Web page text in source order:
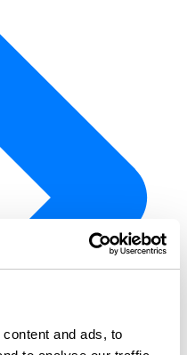
and ads, to